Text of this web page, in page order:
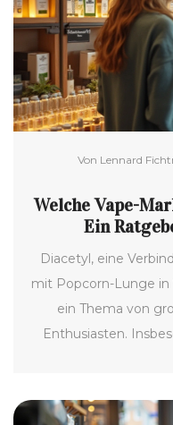
Von Lennard
Welche Vape-
Ein
Diacetyl, eine
mit Popcorn-Lunge
ein Thema von
Enthusiasten.
beleuchten wir,